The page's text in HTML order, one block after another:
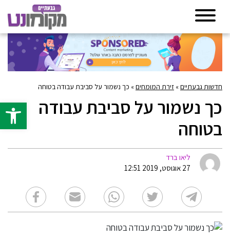
פתח
חדשות גבעתיים» זירת המומחים» כך נשמור על סביבת עבודה בטוחה
כך נשמור על סביבת עבודה
בטוחה
ליאו ברד
27 אוגוסט, 2019 12:51